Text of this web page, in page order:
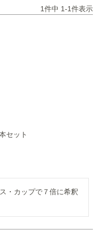
1件中 1-1件表示
セット
・カップで７倍に希釈